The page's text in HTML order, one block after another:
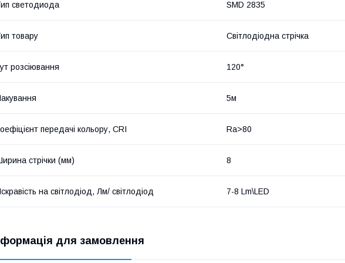
светодиода SMD 2835
товару Світлодіодна стрічка
розсіювання 120°
5м
передачі кольору, CRI Ra>80
стрічки (мм) 8
на світлодіод, Лм/ світлодіод 7-8 Lm\LED
для замовлення